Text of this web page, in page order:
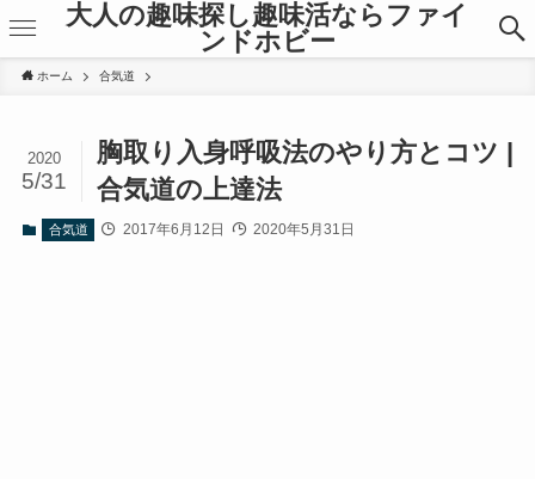
大人の趣味探し趣味活ならファイ
ンドホビー
ホーム 合気道
胸取り入身呼吸法のやり方とコツ |
合気道の上達法
2020
5/31
合気道 2017年6月12日 2020年5月31日